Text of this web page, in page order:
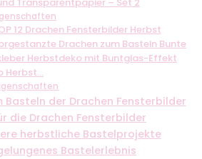
12 Drachen Fensterbilder Herbst
Drachen zum Basteln Bunte
Herbstdeko mit Buntglas-Effekt
Herbst…
Basteln der Drachen Fensterbilder
die Drachen Fensterbilder
herbstliche Bastelprojekte
Bastelerlebnis